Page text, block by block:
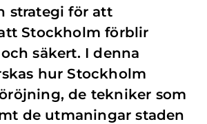
strategi för att
Stockholm förblir
säkert. I denna
hur Stockholm
de tekniker som
de utmaningar staden